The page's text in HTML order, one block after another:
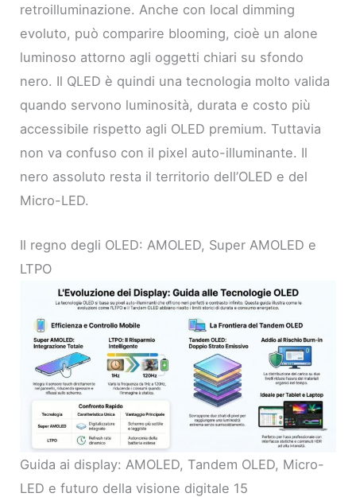
retroilluminazione. Anche con local dimming
evoluto, può comparire blooming, cioè un alone
luminoso attorno agli oggetti chiari su sfondo
nero. Il QLED è quindi una tecnologia molto valida
quando servono luminosità, durata e costo più
accessibile rispetto agli OLED premium. Tuttavia
non va confuso con il pixel auto-illuminante. Il
nero assoluto resta il territorio dell’OLED e del
Micro-LED.
Il regno degli OLED: AMOLED, Super AMOLED e
LTPO
Guida ai display: AMOLED, Tandem OLED, Micro-
LED e futuro della visione digitale 15